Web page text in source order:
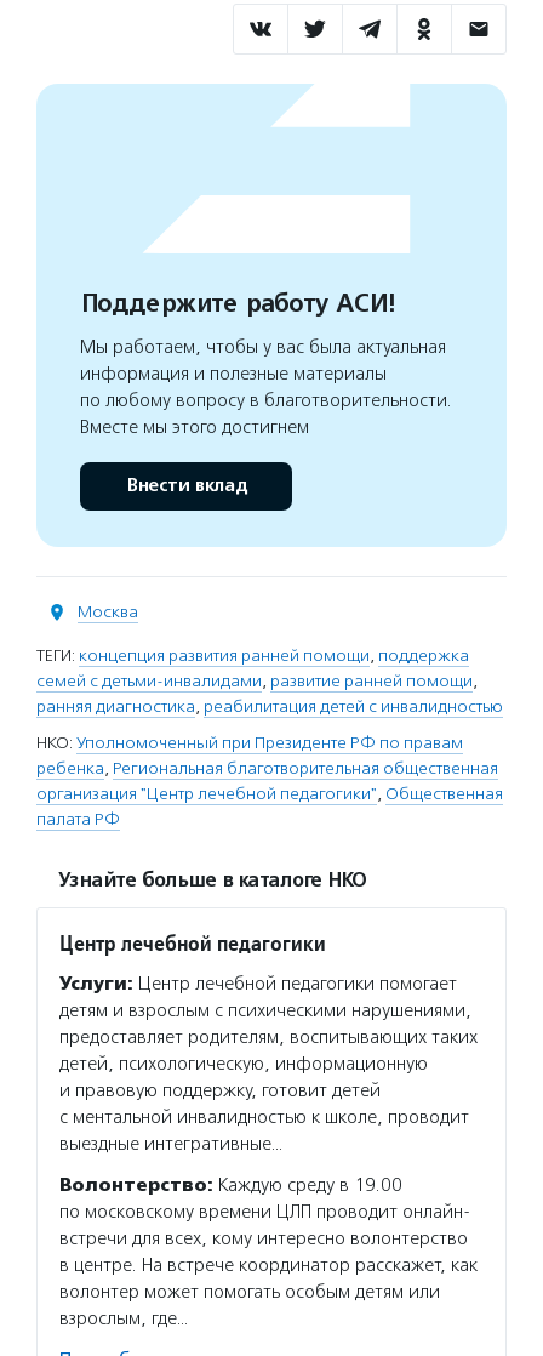
Поддержите работу АСИ!
Мы работаем, чтобы у вас была актуальная
информация и полезные материалы
по любому вопросу в благотворительности.
Вместе мы этого достигнем
Внести вклад
Москва
ТЕГИ: концепция развития ранней помощи, поддержка
семей с детьми-инвалидами, развитие ранней помощи,
ранняя диагностика, реабилитация детей с инвалидностью
НКО: Уполномоченный при Президенте РФ по правам
ребенка, Региональная благотворительная общественная
организация "Центр лечебной педагогики", Общественная
палата РФ
Узнайте больше в каталоге НКО
Центр лечебной педагогики
Услуги: Центр лечебной педагогики помогает
детям и взрослым с психическими нарушениями,
предоставляет родителям, воспитывающих таких
детей, психологическую, информационную
и правовую поддержку, готовит детей
с ментальной инвалидностью к школе, проводит
выездные интегративные…
Волонтерство: Каждую среду в 19.00
по московскому времени ЦЛП проводит онлайн-
встречи для всех, кому интересно волонтерство
в центре. На встрече координатор расскажет, как
волонтер может помогать особым детям или
взрослым, где…